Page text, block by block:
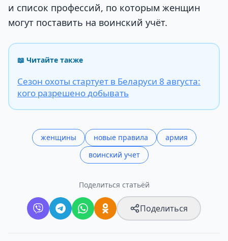
и список профессий, по которым женщин
могут поставить на воинский учёт.
📖 Читайте также
Сезон охоты стартует в Беларуси 8 августа:
кого разрешено добывать
женщины новые правила
армия
воинский учет
Поделиться статьёй
Поделиться